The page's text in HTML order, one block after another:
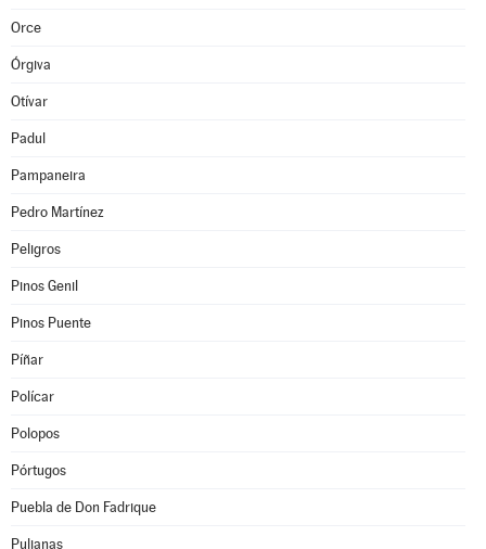
Orce
Órgiva
Otívar
Padul
Pampaneira
Pedro Martínez
Peligros
Pinos Genil
Pinos Puente
Píñar
Polícar
Polopos
Pórtugos
Puebla de Don Fadrique
Pulianas